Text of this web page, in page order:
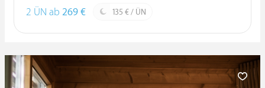
2 ÜN ab 269 € 135 € / ÜN